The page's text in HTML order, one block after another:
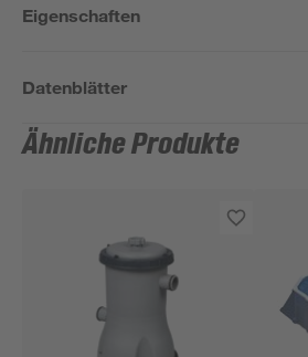
Eigenschaften
Datenblätter
Ähnliche Produkte